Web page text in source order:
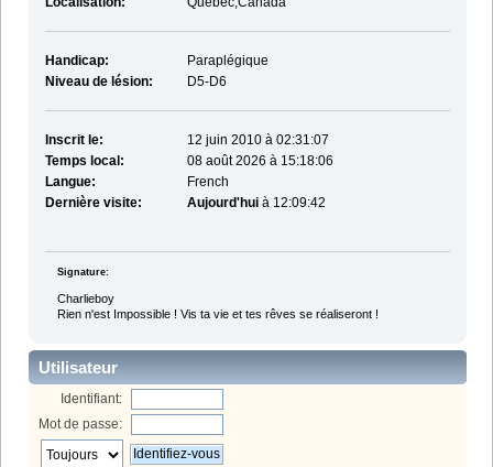
Handicap:
Paraplégique
Niveau de lésion:
D5-D6
Inscrit le:
12 juin 2010 à 02:31:07
Temps local:
08 août 2026 à 15:18:06
Langue:
French
Dernière visite:
Aujourd'huià 12:09:42
Signature:
Charlieboy
Rien n'est Impossible ! Vis ta vie et tes rêves se réaliseront !
Utilisateur
Identifiant:
Mot de passe: